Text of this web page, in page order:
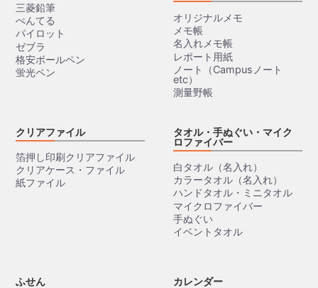
三菱鉛筆
ぺんてる
パイロット
ゼブラ
格安ボールペン
蛍光ペン
クリアファイル
箔押し印刷クリアファイル
クリアケース・ファイル
紙ファイル
ふせん
オリジナルメモ
メモ帳
名入れメモ帳
レポート用紙
ノート（Campusノート
etc）
測量野帳
タオル・手ぬぐい・マイク
ロファイバー
白タオル（名入れ）
カラータオル（名入れ）
ハンドタオル・ミニタオル
マイクロファイバー
手ぬぐい
イベントタオル
カレンダー